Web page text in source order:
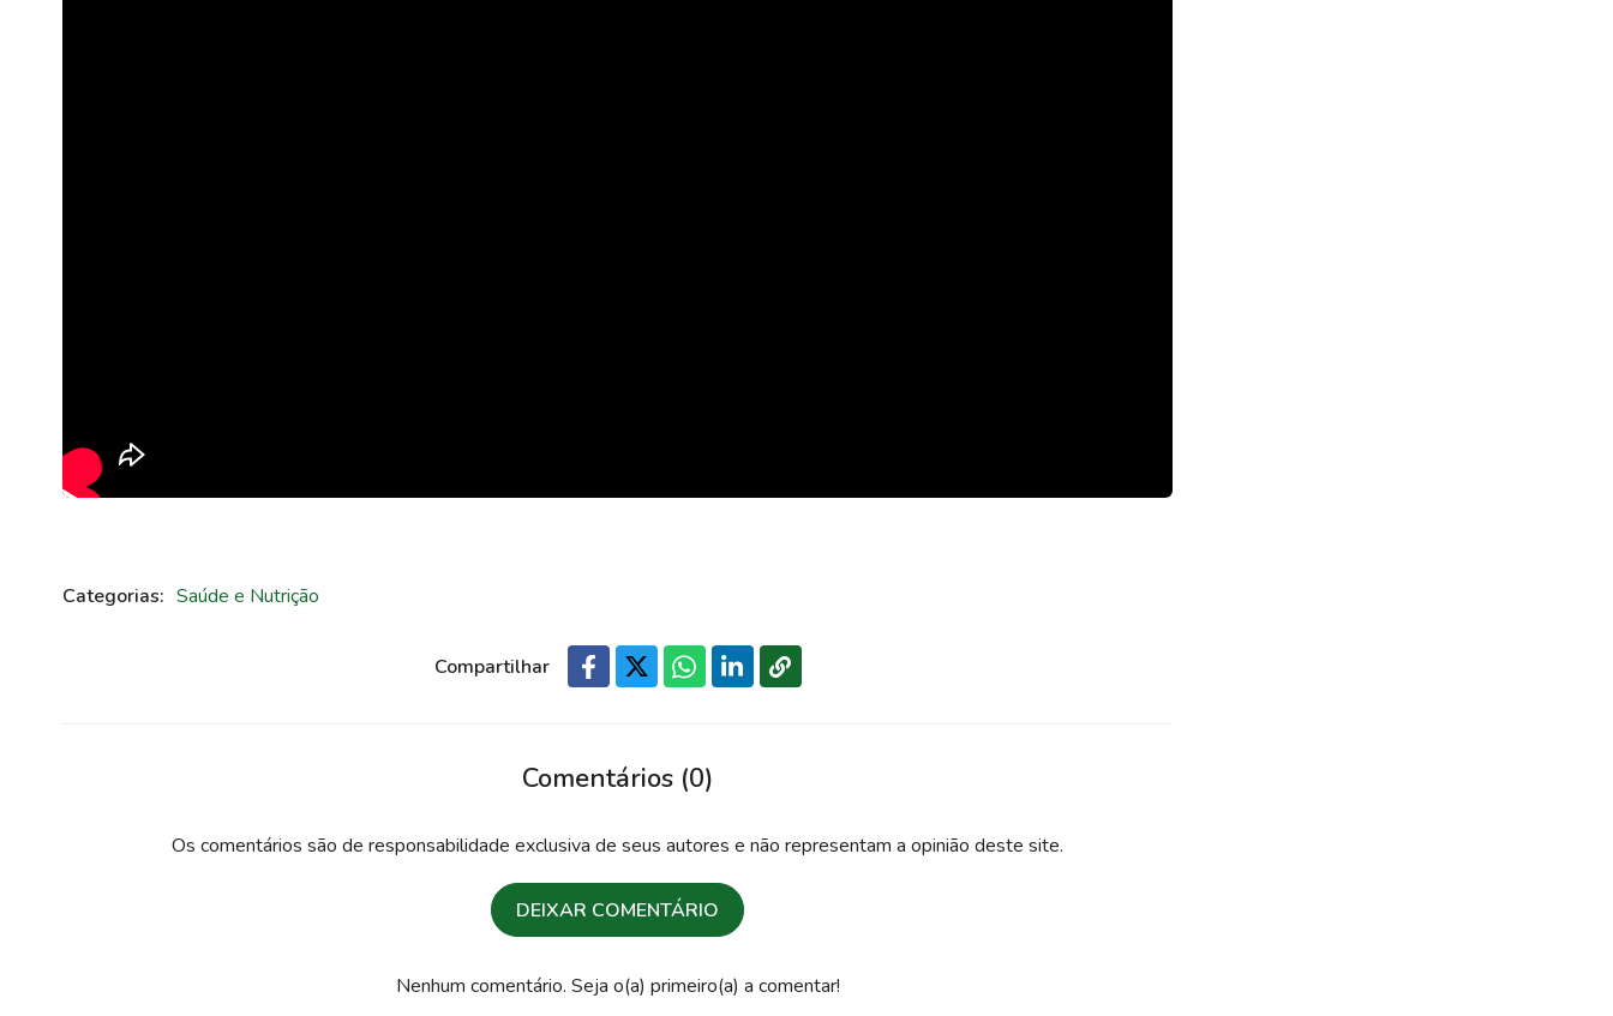
Categorias: Saúde e Nutrição
Compartilhar
Comentários (0)
Os comentários são de responsabilidade exclusiva de seus autores e não representam a opinião deste site.
DEIXAR COMENTÁRIO
Nenhum comentário. Seja o(a) primeiro(a) a comentar!